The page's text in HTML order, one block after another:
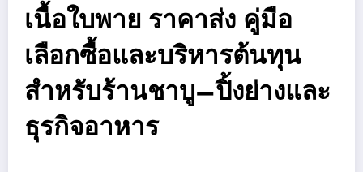
เนื้อใบพาย ราคาส่ง คู่มือ
เลือกซื้อและบริหารต้นทุน
สำหรับร้านชาบู–ปิ้งย่างและ
ธุรกิจอาหาร